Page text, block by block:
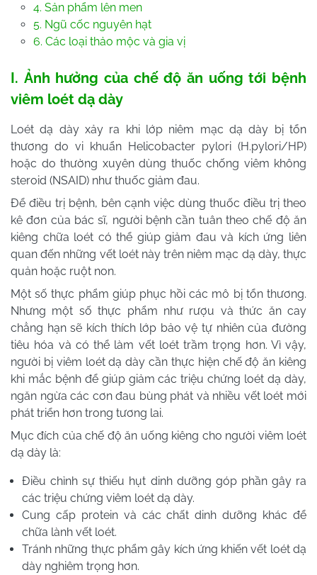
4. Sản phẩm lên men
5. Ngũ cốc nguyên hạt
6. Các loại thảo mộc và gia vị
I. Ảnh hưởng của chế độ ăn uống tới bệnh
viêm loét dạ dày
Loét dạ dày xảy ra khi lớp niêm mạc dạ dày bị tổn
thương do vi khuẩn Helicobacter pylori (H.pylori/HP)
hoặc do thường xuyên dùng thuốc chống viêm không
steroid (NSAID) như thuốc giảm đau.
Để điều trị bệnh, bên cạnh việc dùng thuốc điều trị theo
kê đơn của bác sĩ, người bệnh cần tuân theo chế độ ăn
kiêng chữa loét có thể giúp giảm đau và kích ứng liên
quan đến những vết loét này trên niêm mạc dạ dày, thực
quản hoặc ruột non.
Một số thực phẩm giúp phục hồi các mô bị tổn thương.
Nhưng một số thực phẩm như rượu và thức ăn cay
chẳng hạn sẽ kích thích lớp bảo vệ tự nhiên của đường
tiêu hóa và có thể làm vết loét trầm trọng hơn. Vì vậy,
người bị viêm loét dạ dày cần thực hiện chế độ ăn kiêng
khi mắc bệnh để giúp giảm các triệu chứng loét dạ dày,
ngăn ngừa các cơn đau bùng phát và nhiều vết loét mới
phát triển hơn trong tương lai.
Mục đích của chế độ ăn uống kiêng cho người viêm loét
dạ dày là:
Điều chỉnh sự thiếu hụt dinh dưỡng góp phần gây ra
các triệu chứng viêm loét dạ dày.
Cung cấp protein và các chất dinh dưỡng khác để
chữa lành vết loét.
Tránh những thực phẩm gây kích ứng khiến vết loét dạ
dày nghiêm trọng hơn.